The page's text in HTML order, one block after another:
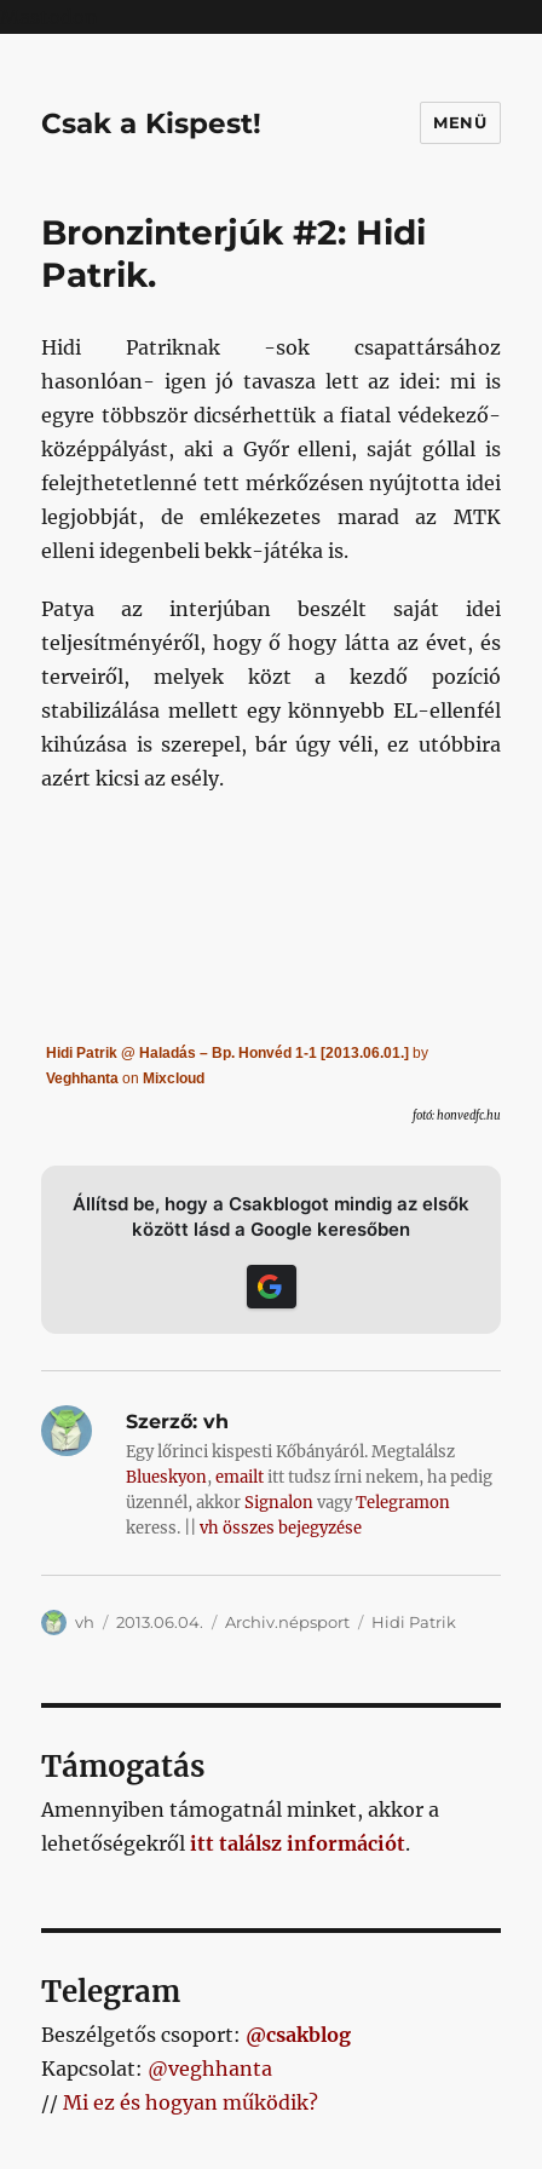
Csak a Kispest! MENÜ
Bronzinterjúk #2: Hidi
Patrik.
Hidi Patriknak -sok csapattársához
hasonlóan- igen jó tavasza lett az idei: mi is
egyre többször dicsérhettük a fiatal védekező-
középpályást, aki a Győr elleni, saját góllal is
felejthetetlenné tett mérkőzésen nyújtotta idei
legjobbját, de emlékezetes marad az MTK
elleni idegenbeli bekk-játéka is.
Patya az interjúban beszélt saját idei
teljesítményéről, hogy ő hogy látta az évet, és
terveiről, melyek közt a kezdő pozíció
stabilizálása mellett egy könnyebb EL-ellenfél
kihúzása is szerepel, bár úgy véli, ez utóbbira
azért kicsi az esély.
Hidi Patrik @ Haladás – Bp. Honvéd 1-1 [2013.06.01.] by
Veghhanta on Mixcloud
fotó: honvedfc.hu
Állítsd be, hogy a Csakblogot mindig az elsők
között lásd a Google keresőben
Szerző: vh
Egy lőrinci kispesti Kőbányáról. Megtalálsz
Blueskyon,emailtitt tudsz írni nekem, ha pedig
üzennél, akkorSignalonvagyTelegramon
keress. ||vh összes bejegyzése
Szerző
vh Közzétéve
2013.06.04. Kategória
Archiv.népsport Címke
Hidi Patrik
Támogatás
Amennyiben támogatnál minket, akkor a
lehetőségekrőlitt találsz információt.
Telegram
Beszélgetős csoport: @csakblog
Kapcsolat: @veghhanta
//Mi ez és hogyan működik?